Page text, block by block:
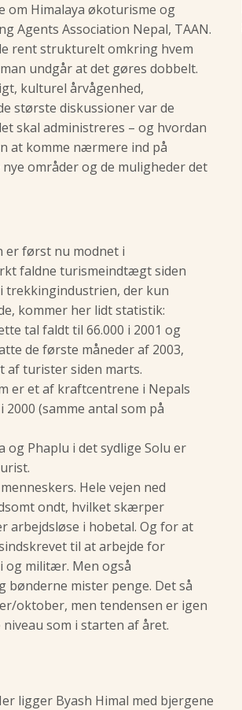
om Himalaya økoturisme og
Agents Association Nepal, TAAN.
rent strukturelt omkring hvem
undgår at det gøres dobbelt.
kulturel årvågenhed,
største diskussioner var de
skal administreres – og hvordan
at komme nærmere ind på
områder og de muligheder det
er først nu modnet i
faldne turismeindtægt siden
trekkingindustrien, der kun
kommer her lidt statistik:
tal faldt til 66.000 i 2001 og
de første måneder af 2003,
turister siden marts.
er et af kraftcentrene i Nepals
(samme antal som på
Phaplu i det sydlige Solu er
Hele vejen ned
ondt, hvilket skærper
arbejdsløse i hobetal. Og for at
til at arbejde for
og militær. Men også
mister penge. Det så
oktober, men tendensen er igen
som i starten af året.
ligger Byash Himal med bjergene